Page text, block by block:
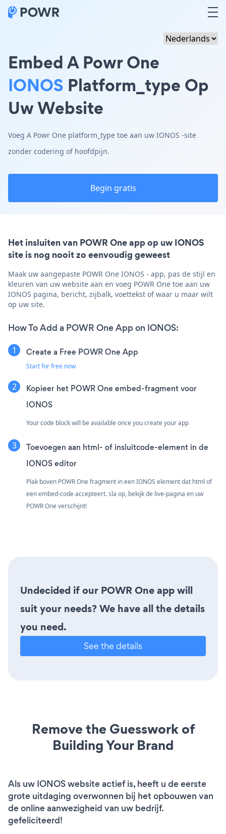
Embed A Powr One
IONOS Platform_type Op
Uw Website
Voeg A Powr One platform_type toe aan uw IONOS -site
zonder codering of hoofdpijn.
Begin gratis
Het insluiten van POWR One app op uw IONOS
site is nog nooit zo eenvoudig geweest
Maak uw aangepaste POWR One IONOS - app, pas de stijl en
kleuren van uw website aan en voeg POWR One toe aan uw
IONOS pagina, bericht, zijbalk, voettekst of waar u maar wilt
op uw site.
How To Add a POWR One App on IONOS:
Create a Free POWR One App
Start for free now
Kopieer het POWR One embed-fragment voor
IONOS
Your code block will be available once you create your app
Toevoegen aan html- of insluitcode-element in de
IONOS editor
Plak boven POWR One fragment in een IONOS element dat html of
een embed-code accepteert. sla op, bekijk de live-pagina en uw
POWR One verschijnt!
Undecided if our POWR One app will
suit your needs? We have all the details
you need.
See the details
Remove the Guesswork of
Building Your Brand
Als uw IONOS website actief is, heeft u de eerste
grote uitdaging overwonnen bij het opbouwen van
de online aanwezigheid van uw bedrijf.
gefeliciteerd!